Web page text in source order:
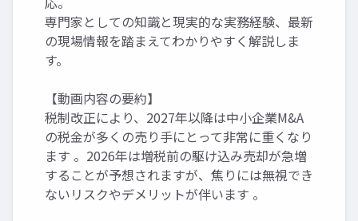
専門家としての知識と現実的な実務経験、最新
の現場情報を踏まえてわかりやすく解説しま
す。
【動画内容の要約】
税制改正により、2027年以降は中小企業M&A
の税金が多くの売り手にとって非常に重くなり
ます 。2026年は増税前の駆け込み売却が急増
することが予想されますが、焦りには無視でき
ないリスクやデメリットが伴います 。